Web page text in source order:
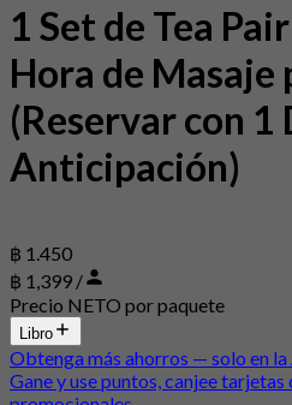
1 Set de Tea
Hora de Masaje
(Reservar con 1
Anticipación)
฿ 1.450
฿ 1,399 /
Precio NETO por paquete
Libro
Obtenga más ahorros — solo en la
Gane y use puntos, canjee